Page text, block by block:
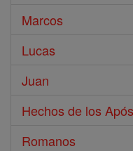
Marcos
Lucas
Juan
Hechos de los
Romanos